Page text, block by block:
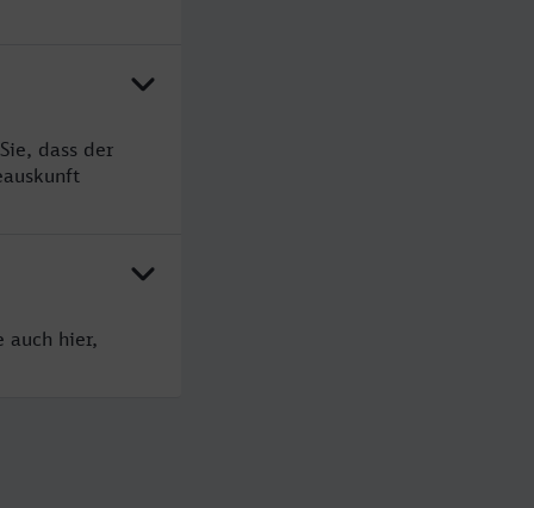
dass der
auch hier,